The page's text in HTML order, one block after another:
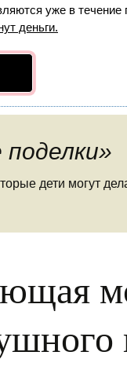
уже в
деньги.
дети могут